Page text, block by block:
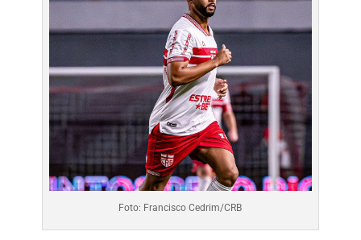
Foto: Francisco Cedrim/CRB